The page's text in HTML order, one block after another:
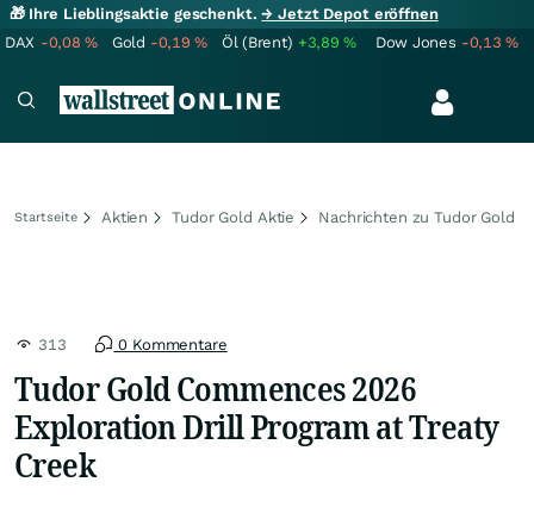
🎁 Ihre Lieblingsaktie geschenkt.→ Jetzt Depot eröffnen
DAX -0,08% Gold -0,19% Öl (Brent) +3,89% Dow Jones -0,13%
Startseite Aktien Tudor Gold Aktie Nachrichten zu Tudor Gold
313 0 Kommentare
Tudor Gold Commences 2026
Exploration Drill Program at Treaty
Creek